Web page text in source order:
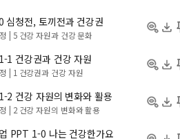
청전, 토끼전과 건강권
| 5 건강 자원과 건강 문화
1 건강권과 건강 자원
| 1 건강권과 건강 자원
2 건강 자원의 변화와 활용
| 2 건강 자원의 변화와 활용
PPT 1-0 나는 건강한가요